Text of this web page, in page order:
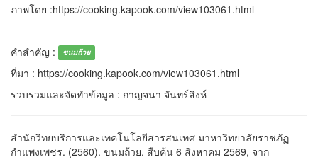
ภาพโดย :https://cooking.kapook.com/view103061.html
คำสำคัญ : ขนมถ้วย
ที่มา : https://cooking.kapook.com/view103061.html
รวบรวมและจัดทำข้อมูล : กาญจนา จันทร์สิงห์
สำนักวิทยบริการและเทคโนโลยีสารสนเทศ มาหาวิทยาลัยราชภัฏ
กำแพงเพชร. (2560). ขนมถ้วย. สืบค้น 6 สิงหาคม 2569, จาก